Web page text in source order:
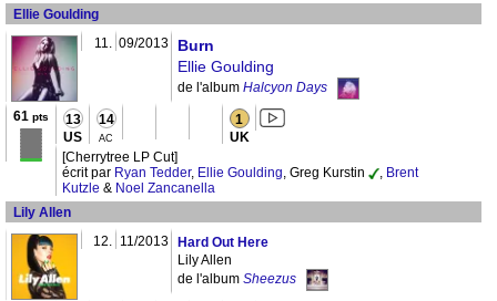
Ellie Goulding
11. 09/2013
Burn
Ellie Goulding
de l'album Halcyon Days
61 pts 13
US
14
AC
1
UK
[Cherrytree LP Cut]
écrit par Ryan Tedder, Ellie Goulding, Greg Kurstin , Brent
Kutzle & Noel Zancanella
Lily Allen
12. 11/2013
Hard Out Here
Lily Allen
de l'album Sheezus